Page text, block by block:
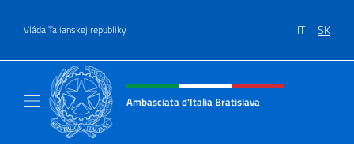
Vláda Talianskej republiky IT SK
Header, social and menu of site
Ambasciata d'Italia Bratislava